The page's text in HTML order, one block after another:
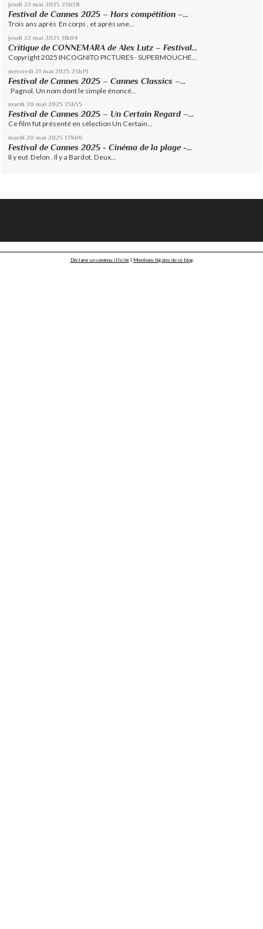
jeudi 22 mai 2025 23h38
Festival de Cannes 2025 – Hors compétition –...
Trois ans après En corps , et après une...
jeudi 22 mai 2025 11h04
Critique de CONNEMARA de Alex Lutz – Festival...
Copyright 2025 INCOGNITO PICTURES - SUPERMOUCHE...
mercredi 21 mai 2025 23h19
Festival de Cannes 2025 – Cannes Classics –...
Pagnol. Un nom dont le simple énoncé...
mardi 20 mai 2025 23h55
Festival de Cannes 2025 – Un Certain Regard –...
Ce film fut présenté en sélection Un Certain...
mardi 20 mai 2025 17h06
Festival de Cannes 2025 - Cinéma de la plage -...
Il y eut Delon . Il y a Bardot. Deux...
Déclarer un contenu illicite| Mentions légales de ce blog